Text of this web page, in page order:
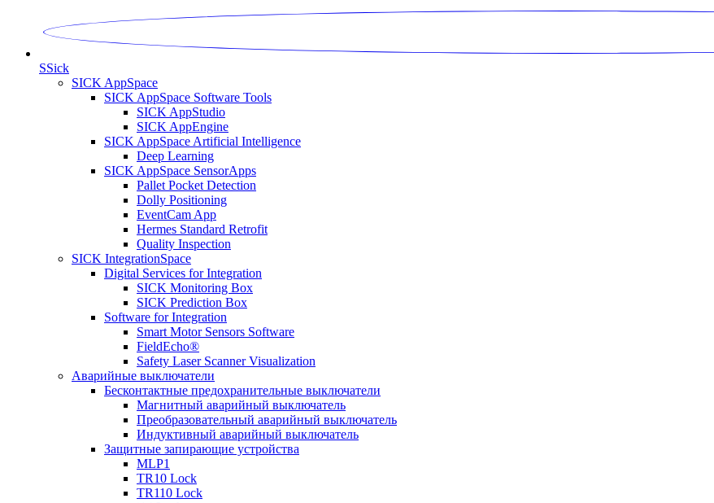
SSick
SICK AppSpace
SICK AppSpace Software Tools
SICK AppStudio
SICK AppEngine
SICK AppSpace Artificial Intelligence
Deep Learning
SICK AppSpace SensorApps
Pallet Pocket Detection
Dolly Positioning
EventCam App
Hermes Standard Retrofit
Quality Inspection
SICK IntegrationSpace
Digital Services for Integration
SICK Monitoring Box
SICK Prediction Box
Software for Integration
Smart Motor Sensors Software
FieldEcho®
Safety Laser Scanner Visualization
Аварийные выключатели
Бесконтактные предохранительные выключатели
Магнитный аварийный выключатель
Преобразовательный аварийный выключатель
Индуктивный аварийный выключатель
Защитные запирающие устройства
MLP1
TR10 Lock
TR110 Lock